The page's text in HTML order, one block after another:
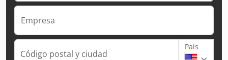
Empresa
Código postal y ciudad
País